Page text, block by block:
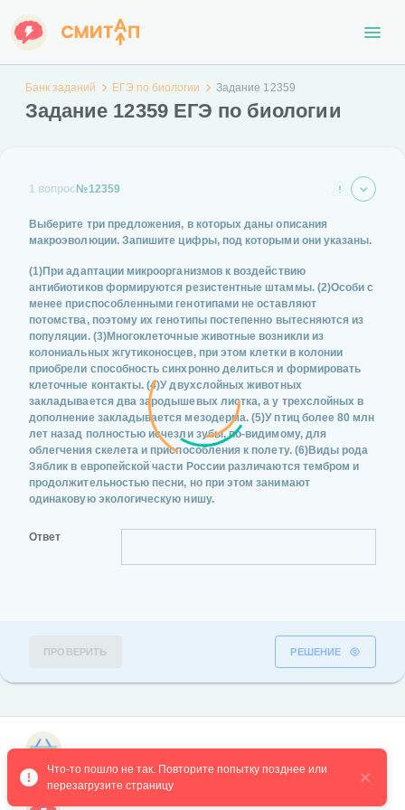
Банк заданий ЕГЭ по биологии Задание 12359
Задание 12359 ЕГЭ по биологии
1 вопрос №12359
Выберите три предложения, в которых даны описания
макроэволюции. Запишите цифры, под которыми они указаны.
(1)При адаптации микроорганизмов к воздействию
антибиотиков формируются резистентные штаммы. (2)Особи с
менее приспособленными генотипами не оставляют
потомства, поэтому их генотипы постепенно вытесняются из
популяции. (3)Многоклеточные животные возникли из
колониальных жгутиконосцев, при этом клетки в колонии
приобрели способность синхронно делиться и формировать
клеточные контакты. (4)У двухслойных животных
закладывается два зародышевых листка, а у трехслойных в
дополнение закладывается мезодерма. (5)У птиц более 80 млн
лет назад полностью исчезли зубы, по-видимому, для
облегчения скелета и приспособления к полету. (6)Виды рода
Зяблик в европейской части России различаются тембром и
продолжительностью песни, но при этом занимают
одинаковую экологическую нишу.
Ответ
ПРОВЕРИТЬ РЕШЕНИЕ
Что-то пошло не так. Повторите попытку позднее или
перезагрузите страницу